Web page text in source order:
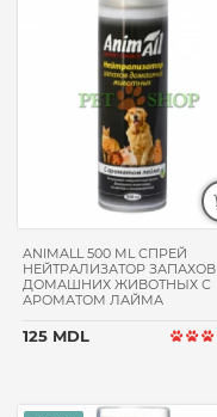
ANIMALL 500 ML СПРЕЙ
НЕЙТРАЛИЗАТОР ЗАПАХОВ
ДОМАШНИХ ЖИВОТНЫХ С
АРОМАТОМ ЛАЙМА
125 MDL